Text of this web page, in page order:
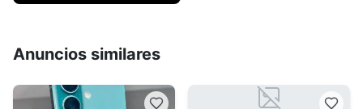
Anuncios similares